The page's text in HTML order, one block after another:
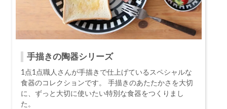
手描きの陶器シリーズ
1点1点職人さんが手描きで仕上げているスペシャルな
食器のコレクションです。 手描きのあたたかさを大切
に、ずっと大切に使いたい特別な食器をつくりまし
た。